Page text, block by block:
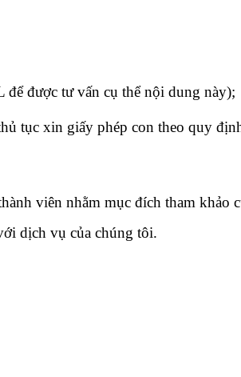
để được tư vấn cụ thể nội dung này);
tục xin giấy phép con theo quy
viên nhằm mục đích tham khảo
dịch vụ của chúng tôi.